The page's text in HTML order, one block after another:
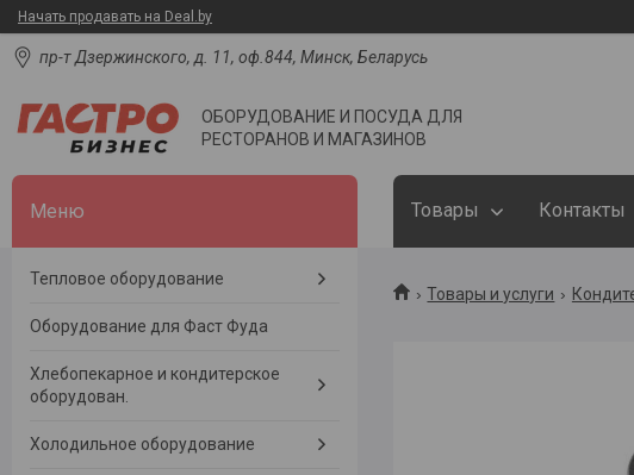
Начать продавать на Deal.by
пр-т Дзержинского, д. 11, оф.844, Минск, Беларусь
ОБОРУДОВАНИЕ И ПОСУДА ДЛЯ
РЕСТОРАНОВ И МАГАЗИНОВ
Товары Контакты
Товары и услуги
Тепловое оборудование
Оборудование для Фаст Фуда
Хлебопекарное и кондитерское
оборудован.
Холодильное оборудование